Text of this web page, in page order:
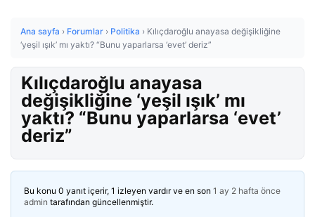
Ana sayfa › Forumlar › Politika › Kılıçdaroğlu anayasa değişikliğine
‘yeşil ışık’ mı yaktı? “Bunu yaparlarsa ‘evet’ deriz”
Kılıçdaroğlu anayasa
değişikliğine ‘yeşil ışık’ mı
yaktı? “Bunu yaparlarsa ‘evet’
deriz”
Bu konu 0 yanıt içerir, 1 izleyen vardır ve en son 1 ay 2 hafta önce
admin tarafından güncellenmiştir.